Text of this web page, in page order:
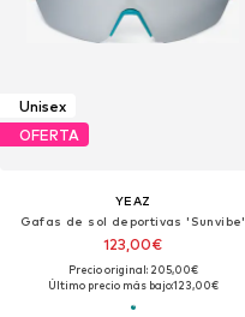
Unisex
OFERTA
YEAZ
Gafas de sol deportivas 'Sunvibe'
123,00€
Precio original: 205,00€
Último precio más bajo:123,00€